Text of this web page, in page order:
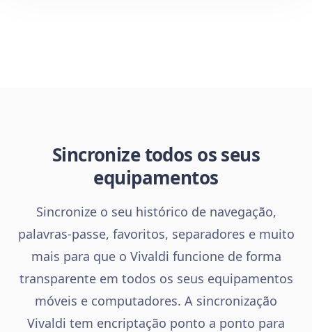
Sincronize todos os seus
equipamentos
Sincronize o seu histórico de navegação,
palavras-passe, favoritos, separadores e muito
mais para que o Vivaldi funcione de forma
transparente em todos os seus equipamentos
móveis e computadores. A sincronização
Vivaldi tem encriptação ponto a ponto para